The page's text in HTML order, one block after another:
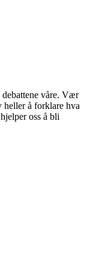
våre. Vær
heller å forklare hva
oss å bli